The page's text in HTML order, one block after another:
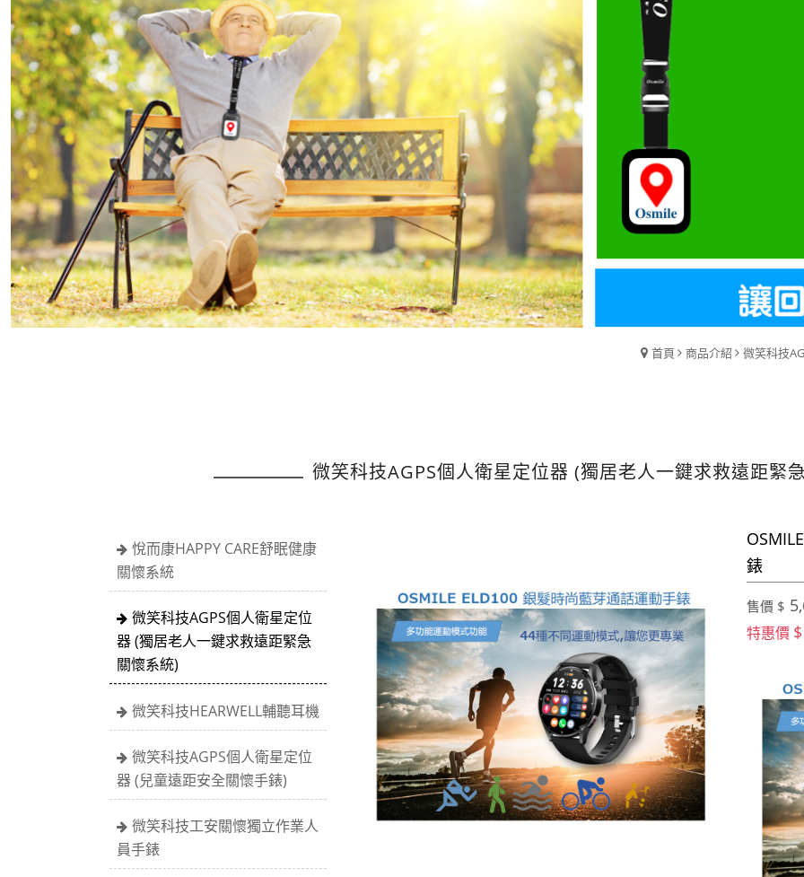
首頁 商品介紹 微笑科技
微笑科技AGPS個人衛星定位器 (獨居老人一鍵求救遠距緊
悅而康HAPPY CARE舒眠健康
關懷系統
微笑科技AGPS個人衛星定位
器 (獨居老人一鍵求救遠距緊急
關懷系統)
微笑科技HEARWELL輔聽耳機
微笑科技AGPS個人衛星定位
器 (兒童遠距安全關懷手錶)
微笑科技工安關懷獨立作業人
員手錶
錶
售價 $
特惠價